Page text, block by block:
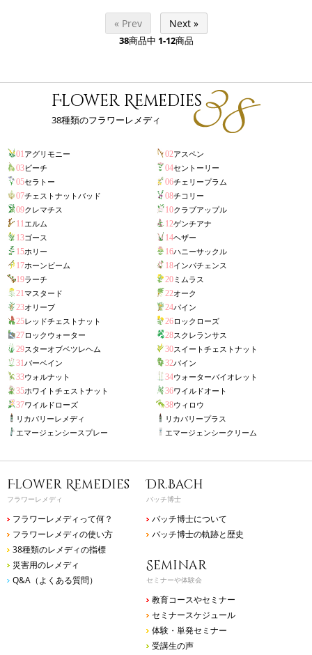
« Prev Next »
38商品中 1-12商品
Flower Remedies
38種類のフラワーレメディ
01アグリモニー 02アスペン
03ビーチ 04セントーリー
05セラトー 06チェリープラム
07チェストナットバッド 08チコリー
09クレマチス 10クラブアップル
11エルム 12ゲンチアナ
13ゴース 14ヘザー
15ホリー 16ハニーサックル
17ホーンビーム 18インパチェンス
19ラーチ 20 ミムラス
21マスタード 22オーク
23オリーブ 24パイン
25レッドチェストナット 26ロックローズ
27ロックウォーター 28スクレランサス
29スターオブベツレヘム 30スイートチェストナット
31バーベイン 32バイン
33ウォルナット 34ウォーターバイオレット
35ホワイトチェストナット 36ワイルドオート
37ワイルドローズ 38ウィロウ
リカバリーレメディ
リカバリープラス
エマージェンシースプレー
エマージェンシークリーム
Flower Remedies
フラワーレメディ
フラワーレメディって何？
フラワーレメディの使い方
38種類のレメディの指標
災害用のレメディ
Q&A（よくある質問）
Dr.Bach
バッチ博士
バッチ博士について
バッチ博士の軌跡と歴史
Seminar
セミナーや体験会
教育コースやセミナー
セミナースケジュール
体験・単発セミナー
受講生の声